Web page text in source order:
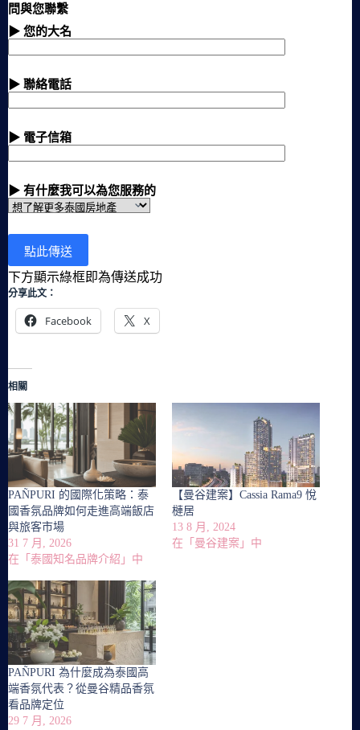
問與您聯繫
▶ 您的大名
▶ 聯絡電話
▶ 電子信箱
▶ 有什麼我可以為您服務的
下方顯示綠框即為傳送成功
分享此文：
Facebook X
相關
PAÑPURI 的國際化策略：泰
國香氛品牌如何走進高端飯店
與旅客市場
31 7 月, 2026
在「泰國知名品牌介紹」中
【曼谷建案】Cassia Rama9 悅
槤居
13 8 月, 2024
在「曼谷建案」中
PAÑPURI 為什麼成為泰國高
端香氛代表？從曼谷精品香氛
看品牌定位
29 7 月, 2026